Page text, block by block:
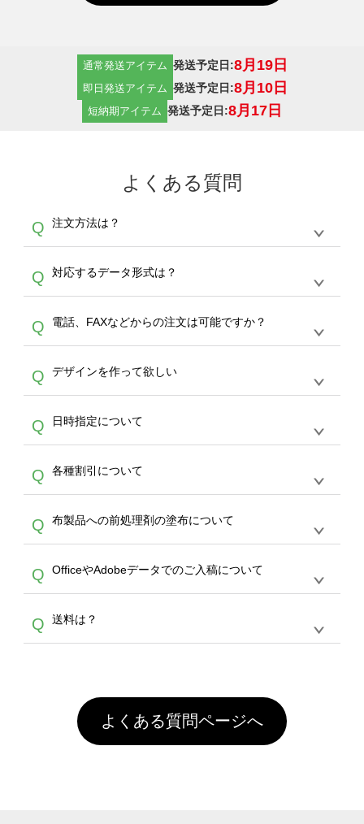
通常発送アイテム 発送予定日:8月19日
即日発送アイテム 発送予定日:8月10日
短納期アイテム 発送予定日:8月17日
よくある質問
Q 注文方法は？
A
生産にて承っております。デザインツールから
デザインの作成から決済まで完了できます。
30枚以上やシルク印刷など、大口注文の場合
は、サポートが担当するエコバッグコンシェル
やタンブラーコンシェルをご利用ください。製
作する数量が多ければ多いほど、オンデマンド
サービスよりも低価格で製作することが可能で
す。
Q 対応するデータ形式は？
A
ドできるデータ形式は、JPG / PNG / AI / PSD /
PDF 形式になります。データの最大サイズ
写真などもアップロード可能です。使用できな
い画像はエラーになります。（※ Illustratorか
らの直接入稿には対応していません。AIで保存
し、デザインツールからアップロードして下さ
い）
Q 電話、FAXなどからの注文は可能ですか？
A
文のみ受け付けております。30個以上のご製
作をお考えの方は、サポートが担当するエコバ
スをご利用頂ければ、電話やFAX、メールなど
でご注文が可能です。
Q デザインを作って欲しい
A
を作って欲しい。などの場合は、製作数量が
30個以上であれば、サポート担当が、デザイ
バッグコンシェル
サー
ビスをご利用ください。(※ 30個以下の場合
は、デザインツールをご利用ください)
Q 日時指定について
A
ん。発送後18時以降に配送業者・伝票番号を
メールでお知らせいたしますので、直接配送業
者にご連絡いただき調整をお願い致します。
Q 各種割引について
A
カート内で自動的に割引(最大50%)が適用され
ます。 【付与ポイント】購入金額の1％が1ポ
イントとして付与され、次回ご注文時に1ポイ
ント＝1円としてお使いいただけます。ポイン
トは発送完了の翌日に付与され、次回ご注文時
からご利用頂けます。ポイントの有効期限は一
年間です。【会員ランク】過去10カ月のご注
文回数により会員ランク割引(最大5%)が適用
頂いても、ログインがされていなければ、ラン
クにカウントがされません。
Q 布製品への前処理剤の塗布について
A
意点（前処理剤）】カラー生地（Tシャツのホ
ワイト、トートバッグのナチュラル、ホワイト
といって、プリントを定着させるための処理剤
を塗布しており、短納期・低価格で商品をお届
害な性質で、水洗いで落とすことが可能です。
お手数ですが、お客様ご自身にて着用前に落と
していただけますようお願いいたします。※1
通常注文・直送機能でのご注文に関わらず、前
Q OfficeやAdobeデータでのご入稿について
A
ません。いずれのデータも該当デザインのみ画
像(JPEG,PNG,GIF,PDF)に変換、またはAdobe
Q 送料は？
引」などによるお値引きで4,000円未満になる
場合は送料がかかりますので、ご注意くださ
い。
よくある質問ページへ